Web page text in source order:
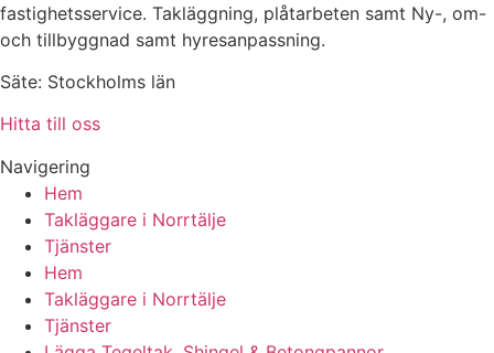
fastighetsservice. Takläggning, plåtarbeten samt Ny-, om-
och tillbyggnad samt hyresanpassning.
Säte: Stockholms län
Hitta till oss
Navigering
Hem
Takläggare i Norrtälje
Tjänster
Hem
Takläggare i Norrtälje
Tjänster